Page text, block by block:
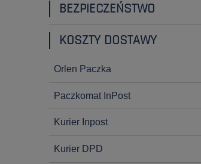
BEZPIECZEŃSTWO
KOSZTY DOSTAWY
Orlen Paczka
Paczkomat InPost
Kurier Inpost
Kurier DPD